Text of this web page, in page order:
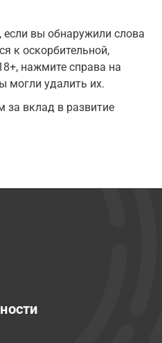
вы обнаружили слова
к оскорбительной,
нажмите справа на
могли удалить их.
вклад в развитие